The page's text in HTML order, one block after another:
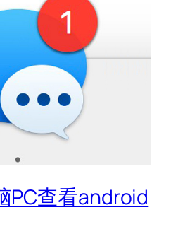
PC查看android